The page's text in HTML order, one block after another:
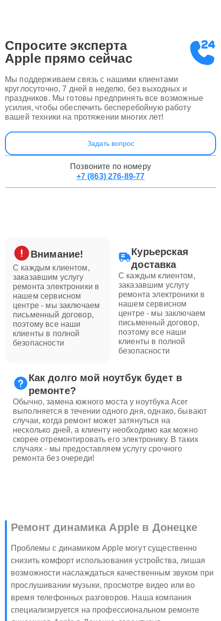
Спросите эксперта
Apple прямо сейчас
Мы поддерживаем связь с нашими клиентами
круглосуточно, 7 дней в неделю, без выходных и
праздников. Мы готовы предпринять все возможные
усилия, чтобы обеспечить бесперебойную работу
вашей техники на протяжении многих лет!
Задать вопрос
Позвоните по номеру
+7 (863) 276-89-77
Внимание!
С каждым клиентом,
заказавшим услугу
ремонта электроники в
нашем сервисном
центре - мы заключаем
письменный договор,
поэтому все наши
клиенты в полной
безопасности
Курьерская
доставка
С каждым клиентом,
заказавшим услугу
ремонта электроники в
нашем сервисном
центре - мы заключаем
письменный договор,
поэтому все наши
клиенты в полной
безопасности
Как долго мой ноутбук будет в
ремонте?
Обычно, замена южного моста у ноутбука Acer
выполняется в течении одного дня, однако, бывают
случаи, когда ремонт может затянуться на
несколько дней, а клиенту необходимо как можно
скорее отремонтировать его электронику. В таких
случаях - мы предоставляем услугу срочного
ремонта без очереди!
Ремонт динамика Apple в Донецке
Проблемы с динамиком Apple могут существенно
снизить комфорт использования устройства, лишая
возможности наслаждаться качественным звуком при
прослушивании музыки, просмотре видео или во
время телефонных разговоров. Наша компания
специализируется на профессиональном ремонте